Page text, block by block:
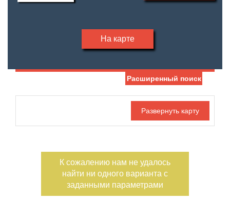
На карте
С фото
Расширенный поиск
К сожалению нам не удалось
найти ни одного варианта с
заданными параметрами